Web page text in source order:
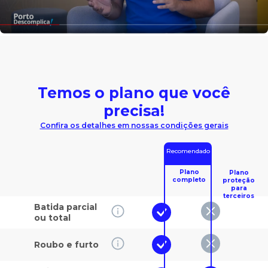
Temos o plano que você
precisa!
Confira os detalhes em nossas condições gerais
Batida parcial
ou total
Roubo e furto
Recomendado
Plano
completo
Plano
proteção
para
terceiros